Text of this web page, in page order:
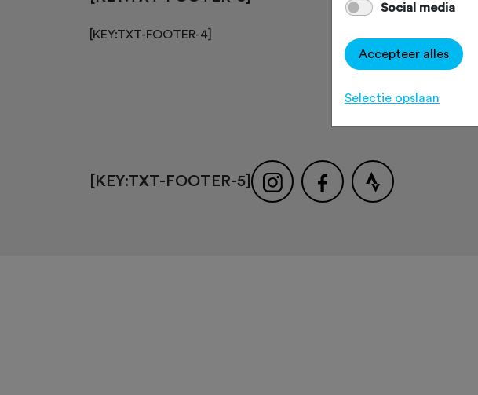
[KEY:TXT-FOOTER-4]
[KEY:TXT-FOOTER-5]
Social media
Accepteer alles
Selectie opslaan